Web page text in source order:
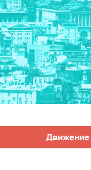
Движение